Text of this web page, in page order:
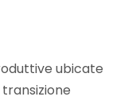
ubicate